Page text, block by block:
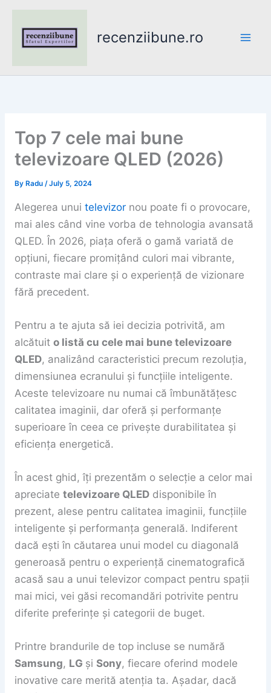
content
recenziibune.ro
Top 7 cele mai bune
televizoare QLED (2026)
By Radu /July 5, 2024
Alegerea unui televizor nou poate fi o provocare,
mai ales când vine vorba de tehnologia avansată
QLED. În 2026, piața oferă o gamă variată de
opțiuni, fiecare promițând culori mai vibrante,
contraste mai clare și o experiență de vizionare
fără precedent.
Pentru a te ajuta să iei decizia potrivită, am
alcătuit o listă cu cele mai bune televizoare
QLED, analizând caracteristici precum rezoluția,
dimensiunea ecranului și funcțiile inteligente.
Aceste televizoare nu numai că îmbunătățesc
calitatea imaginii, dar oferă și performanțe
superioare în ceea ce privește durabilitatea și
eficiența energetică.
În acest ghid, îți prezentăm o selecție a celor mai
apreciate televizoare QLEDdisponibile în
prezent, alese pentru calitatea imaginii, funcțiile
inteligente și performanța generală. Indiferent
dacă ești în căutarea unui model cu diagonală
generoasă pentru o experiență cinematografică
acasă sau a unui televizor compact pentru spații
mai mici, vei găsi recomandări potrivite pentru
diferite preferințe și categorii de buget.
Printre brandurile de top incluse se numără
Samsung, LG și Sony, fiecare oferind modele
inovative care merită atenția ta. Așadar, dacă